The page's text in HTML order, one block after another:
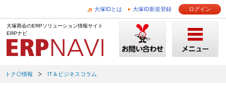
大塚IDとは 大塚ID新規登録 ログイン
大塚商会のERPソリューション情報サイト
ERPナビ
トク◎情報 IT＆ビジネスコラム